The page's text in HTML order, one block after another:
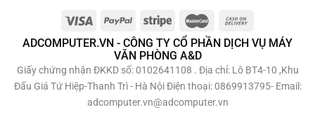
ADCOMPUTER.VN - CÔNG TY CỔ PHẦN DỊCH VỤ MÁY
VĂN PHÒNG A&D
Giấy chứng nhận ĐKKD số: 0102641108 . Địa chỉ: Lô BT4-10 ,Khu
Đấu Giá Tứ Hiệp-Thanh Trì - Hà Nội Điện thoại: 0869913795- Email:
adcomputer.vn@adcomputer.vn